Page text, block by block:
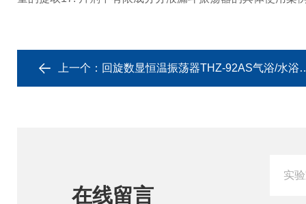
上一个： 回旋数显恒温振荡器THZ-92AS气浴/水浴加热
在线留言